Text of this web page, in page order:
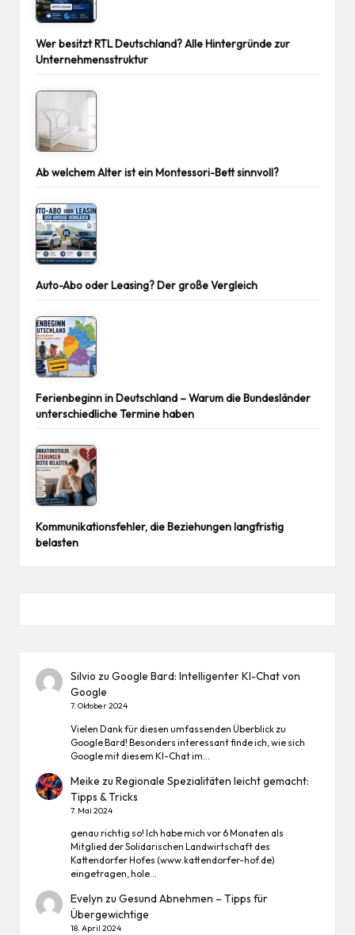
Wer besitzt RTL Deutschland? Alle Hintergründe zur
Unternehmensstruktur
Ab welchem Alter ist ein Montessori-Bett sinnvoll?
Auto-Abo oder Leasing? Der große Vergleich
Ferienbeginn in Deutschland – Warum die Bundesländer
unterschiedliche Termine haben
Kommunikationsfehler, die Beziehungen langfristig
belasten
Silvio zuGoogle Bard: Intelligenter KI-Chat von
Google
7. Oktober 2024
Vielen Dank für diesen umfassenden Überblick zu
Google Bard! Besonders interessant finde ich, wie sich
Google mit diesem KI-Chat im…
Meike zuRegionale Spezialitäten leicht gemacht:
Tipps & Tricks
7. Mai 2024
genau richtig so! Ich habe mich vor 6 Monaten als
Mitglied der Solidarischen Landwirtschaft des
Kattendorfer Hofes (www.kattendorfer-hof.de)
eingetragen, hole…
Evelyn zuGesund Abnehmen – Tipps für
Übergewichtige
18. April 2024